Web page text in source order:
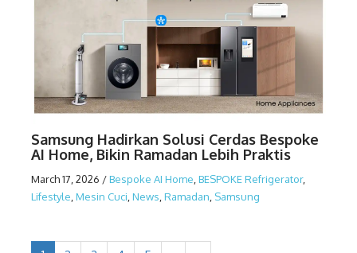
Samsung Hadirkan Solusi Cerdas Bespoke
AI Home, Bikin Ramadan Lebih Praktis
March 17, 2026 /Bespoke AI Home BESPOKE Refrigerator,
Lifestyle Mesin Cuci News Ramadan Samsung